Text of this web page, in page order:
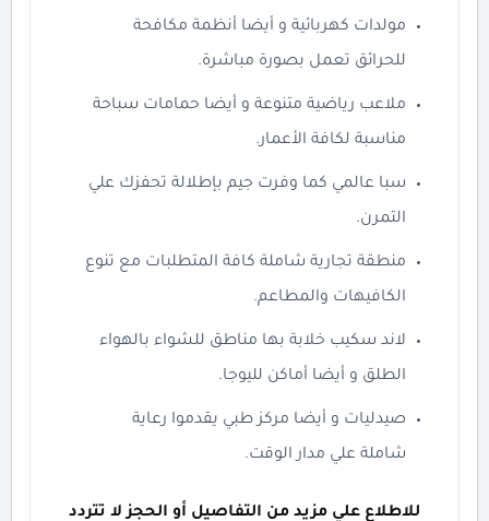
مولدات كهربائية و أيضا أنظمة مكافحة
للحرائق تعمل بصورة مباشرة.
ملاعب رياضية متنوعة و أيضا حمامات سباحة
مناسبة لكافة الأعمار.
سبا عالمي كما وفرت جيم بإطلالة تحفزك علي
التمرن.
منطقة تجارية شاملة كافة المتطلبات مع تنوع
الكافيهات والمطاعم.
لاند سكيب خلابة بها مناطق للشواء بالهواء
الطلق و أيضا أماكن لليوجا.
صيدليات و أيضا مركز طبي يقدموا رعاية
شاملة علي مدار الوقت.
للاطلاع علي مزيد من التفاصيل أو الحجز لا تتردد